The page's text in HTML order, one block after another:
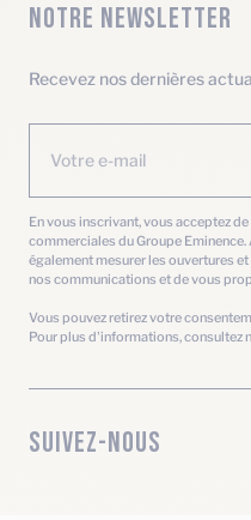
NOTRE NEWSLETTER
Recevez nos dernières
Votre e-mail
En vous inscrivant, vous acceptez
commerciales du Groupe
également mesurer les ouvertures
nos communications et de vous
Vous pouvez retirez votre
Pour plus d'informations, consultez
SUIVEZ-NOUS